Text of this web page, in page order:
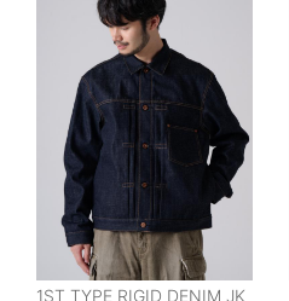
1ST TYPE RIGID DENIM JK